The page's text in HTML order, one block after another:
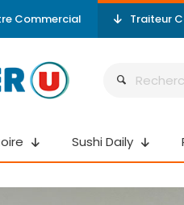
Commercial Traiteur
Sushi Daily